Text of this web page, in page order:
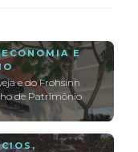
ECONOMIA E
e do Frohsinn
de Patrimônio
,